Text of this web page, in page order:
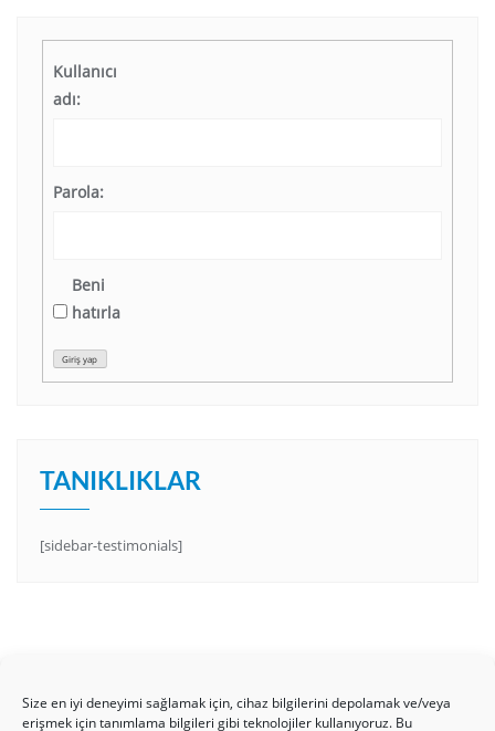
Size en iyi deneyimi sağlamak için, cihaz bilgilerini depolamak ve/veya
erişmek için tanımlama bilgileri gibi teknolojiler kullanıyoruz. Bu
Kullanıcı
adı:
Parola:
Beni
hatırla
Giriş yap
TANIKLIKLAR
[sidebar-testimonials]